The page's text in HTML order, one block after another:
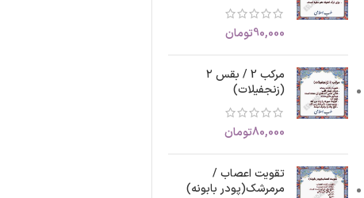
90,000تومان
مرکب 2 / بقس ۲
(زنجفیلات)
80,000تومان
تقویت اعصاب /
مرمرشک(پودر بابونه)